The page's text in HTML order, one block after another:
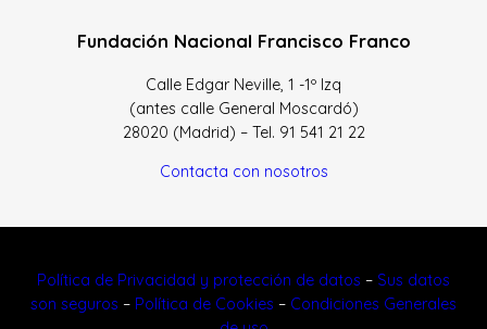
Fundación Nacional Francisco Franco
Calle Edgar Neville, 1 -1º Izq
(antes calle General Moscardó)
28020 (Madrid) – Tel. 91 541 21 22
Contacta con nosotros
Política de Privacidad y protección de datos – Sus datos
son seguros – Política de Cookies – Condiciones Generales